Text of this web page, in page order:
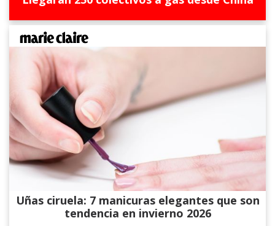
Uñas ciruela: 7 manicuras elegantes que son
tendencia en invierno 2026